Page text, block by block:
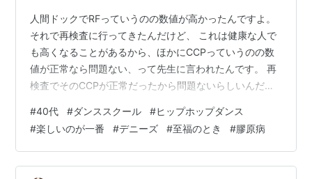
人間ドックでRFっていうのの数値が高かったんですよ。
それで再検査に行ってきたんだけど、 これは健康な人で
も高くなることがあるから、ほかにCCPっていうのの数
値が正常なら問題ない、って先生に言われたんです。 再
検査でそのCCPが正常だったから問題ないらしいんだけ
の可能性があるらしいじゃないですか。 膠原病っていう
のは免疫がどうたらの病気で、いろいろなところに症状
が出るらしいです。 思い当たる症状がいくつかあって
さ、 ちょっと困っていることもあって、この症状が膠原
#40代 #ダンススクール #ヒップホップダンス
#楽しいのが一番 #デニーズ #至福のとき #膠原病